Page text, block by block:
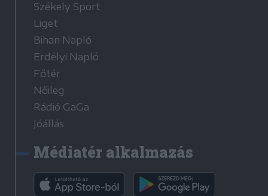
Székely Sport
Liget
Bihari Napló
Erdélyi Napló
Főtér
Nőileg
Rádió GaGa
Jóállás
Médiatér alkalmazás